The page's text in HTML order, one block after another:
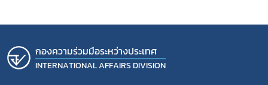
กองความร่วมมือระหว่างประเทศ
INTERNATIONAL AFFAIRS DIVISION